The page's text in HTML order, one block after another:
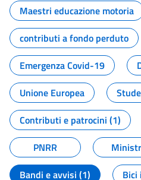
Maestri educazione motoria
contributi a fondo perduto
Emergenza Covid-19
Unione Europea
Contributi e patrocini (1)
PNRR
Bandi e avvisi (1)
Bici